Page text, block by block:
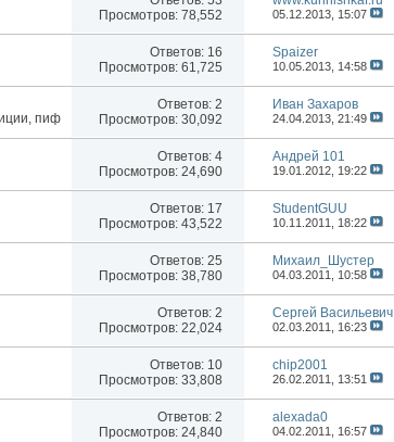
Просмотров: 78,552
05.12.2013, 15:07
Ответов: 16
Просмотров: 61,725
Spaizer
10.05.2013, 14:58
Ответов: 2
Просмотров: 30,092
Иван Захаров
24.04.2013,21:49
Ответов: 4
Просмотров: 24,690
Андрей 101
19.01.2012, 19:22
Ответов: 17
Просмотров: 43,522
StudentGUU
10.11.2011, 18:22
Ответов: 25
Просмотров: 38,780
Михаил_Шустер
04.03.2011, 10:58
Ответов: 2
Просмотров: 22,024
Сергей Васильевич
02.03.2011, 16:23
Ответов: 10
Просмотров: 33,808
chip2001
26.02.2011, 13:51
Ответов: 2
Просмотров: 24,840
alexada0
04.02.2011, 16:57